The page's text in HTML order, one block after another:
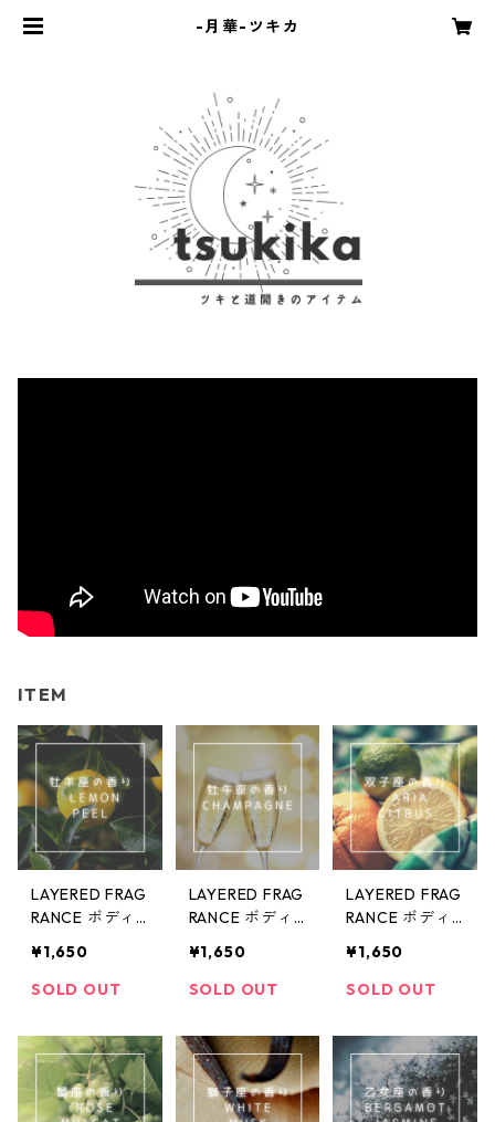
-月華-ツキカ
ITEM
LAYERED FRAG
RANCE ボディ
レモンピール〜
牡羊座の香り〜
¥1,650
SOLD OUT
LAYERED FRAG
RANCE ボディ
シャンパン〜牡
牛座の香り〜
¥1,650
SOLD OUT
LAYERED FRAG
RANCE ボディ
アリアシトラ
ス〜双子座の香
¥1,650
SOLD OUT